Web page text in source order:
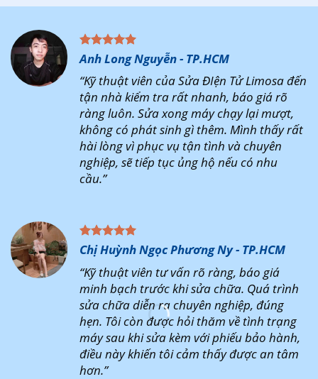
Anh Long Nguyễn - TP.HCM
“Kỹ thuật viên của Sửa ĐIện Tử Limosa đến
tận nhà kiểm tra rất nhanh, báo giá rõ
ràng luôn. Sửa xong máy chạy lại mượt,
không có phát sinh gì thêm. Mình thấy rất
hài lòng vì phục vụ tận tình và chuyên
nghiệp, sẽ tiếp tục ủng hộ nếu có nhu
cầu.”
Chị Huỳnh Ngọc Phương Ny - TP.HCM
“Kỹ thuật viên tư vấn rõ ràng, báo giá
minh bạch trước khi sửa chữa. Quá trình
sửa chữa diễn ra chuyên nghiệp, đúng
hẹn. Tôi còn được hỏi thăm về tình trạng
máy sau khi sửa kèm với phiếu bảo hành,
điều này khiến tôi cảm thấy được an tâm
hơn.”